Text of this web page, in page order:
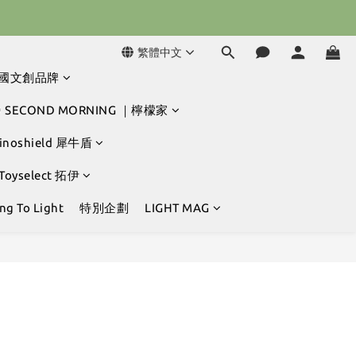
吧 ⚾️
繁體中文
文創品牌
SECOND MORNING ｜檸檬家
犀牛盾
拓伊
To Light 特別企劃 LIGHT MAG